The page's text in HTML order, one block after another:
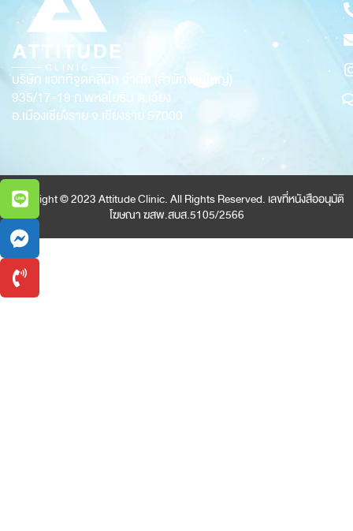
บริษัท แอททิจูดคลินิก จำกัด (สำนักงานใหญ่)
935/17-19 ถ.พหลโยธิน ต.เวียง
อ.เมืองเชียงราย จ.เชียงราย 57000
Copyright © 2023 Attitude Clinic. All Rights Reserved. เลขที่หนังสืออนุมัติ
โฆษณา ฆสพ.สบส.5105/2566